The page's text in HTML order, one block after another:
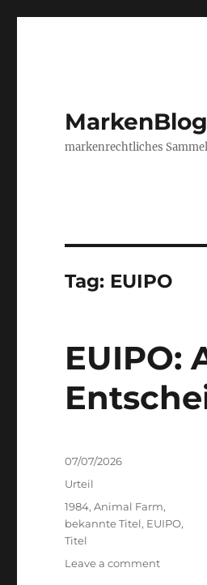
MarkenBlog
markenrechtliches
Tag: EUIPO
EUIPO:
Posted
07/07/2026
Categories
Urteil
Tags
1984,Animal Farm,
bekannte Titel, EUIPO,
Titel
Leave a commenton